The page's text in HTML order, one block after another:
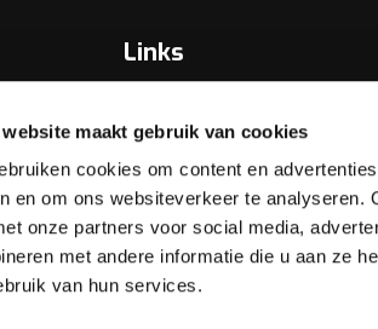
website maakt gebruik van cookies
cookies om content en
en om ons websiteverkeer te
onze partners voor social media,
met andere informatie die u aan ze
van hun services.
Links
Bondsbureau
Helpdesks